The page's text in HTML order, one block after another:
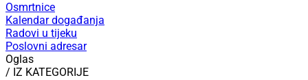
Osmrtnice
Kalendar događanja
Radovi u tijeku
Poslovni adresar
Oglas
/ IZ KATEGORIJE